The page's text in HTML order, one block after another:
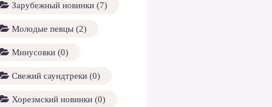
Зарубежный новинки (7)
Молодые певцы (2)
Минусовки (0)
Свежий саундтреки (0)
Хорезмский новинки (0)